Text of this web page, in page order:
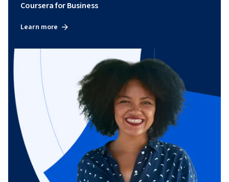
Coursera for Business
Learn more